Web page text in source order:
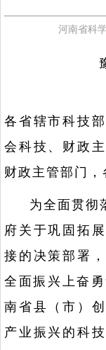
河南省科
各省辖市科技
会科技、财政
财政主管部门，
为全面贯彻
府关于巩固拓
接的决策部署
全面振兴上奋
南省县（市）
产业振兴的科